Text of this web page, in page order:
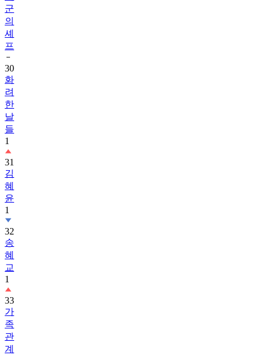
군
의
셰
프
30
화
려
한
날
들
1
31
김
혜
윤
1
32
송
혜
교
1
33
가
족
관
계